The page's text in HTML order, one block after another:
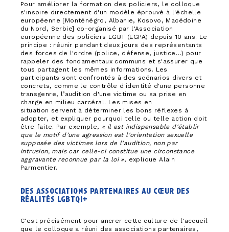
Pour améliorer la formation des policiers, le colloque
s'inspire directement d'un modèle éprouvé à l'échelle
européenne [Monténégro, Albanie, Kosovo, Macédoine
du Nord, Serbie] co-organisé par l'Association
européenne des policiers LGBT (EGPA) depuis 10 ans. Le
principe : réunir pendant deux jours des représentants
des forces de l'ordre (police, défense, justice…) pour
rappeler des fondamentaux communs et s'assurer que
tous partagent les mêmes informations. Les
participants sont confrontés à des scénarios divers et
concrets, comme le contrôle d'identité d'une personne
transgenre, l’audition d'une victime ou sa prise en
charge en milieu carcéral. Les mises en
situation servent à déterminer les bons réflexes à
adopter, et expliquer pourquoi telle ou telle action doit
être faite. Par exemple, « il est indispensable d'établir
que le motif d’une agression est l'orientation sexuelle
supposée des victimes lors de l'audition, non par
intrusion, mais car celle-ci constitue une circonstance
aggravante reconnue par la loi », explique Alain
Parmentier.
des associations partenaires au cœur des
réalités lgbtqi+
C'est précisément pour ancrer cette culture de l'accueil
que le colloque a réuni des associations partenaires,